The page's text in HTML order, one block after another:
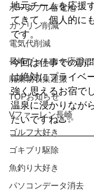
ポータブル蓄電池
ガソリン削減
電気代削減
長崎ヴェルカを応援
廃棄物収集運搬
TOPお知らせ
Vファーレン長崎
ゴルフ大好き
ゴキブリ駆除
魚釣り大好き
パソコンデータ消去
地元チームを応援
てきて、個人的に
です。
今回は仕事での訪
は絶対にプライベ
強く思えるお宿で
温泉に浸かりなが
たいですね♨️✨